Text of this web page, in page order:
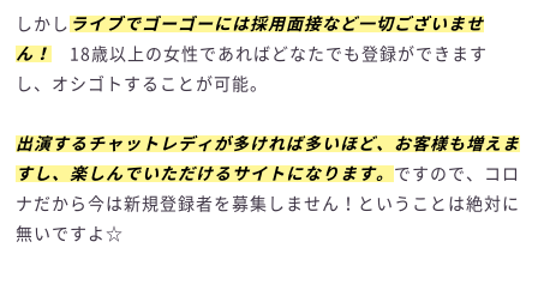
しかし ライブでゴーゴーには採用面接など一切ございませ
ん！
18歳以上の女性であればどなたでも登録ができます
し、オシゴトすることが可能。
出演するチャットレディが多ければ多いほど、お客様も増えま
すし、楽しんでいただけるサイトになります。 ですので、コロ
ナだから今は新規登録者を募集しません！ということは絶対に
無いですよ☆